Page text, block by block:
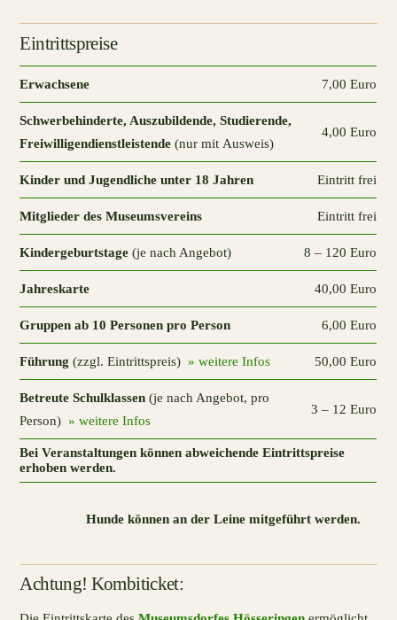
Eintrittspreise
Erwachsene 7,00 Euro
Schwerbehinderte, Auszubildende, Studierende,
Freiwilligendienstleistende (nur mit Ausweis)
4,00 Euro
Kinder und Jugendliche unter 18 Jahren Eintritt frei
Mitglieder des Museumsvereins Eintritt frei
Kindergeburtstage (je nach Angebot) 8 – 120 Euro
Jahreskarte 40,00 Euro
Gruppen ab 10 Personen pro Person 6,00 Euro
Führung (zzgl. Eintrittspreis)» weitere Infos 50,00 Euro
Betreute Schulklassen (je nach Angebot, pro
Person)» weitere Infos
3 – 12 Euro
Bei Veranstaltungen können abweichende Eintrittspreise
erhoben werden.
Hunde können an der Leine mitgeführt werden.
Achtung! Kombiticket: